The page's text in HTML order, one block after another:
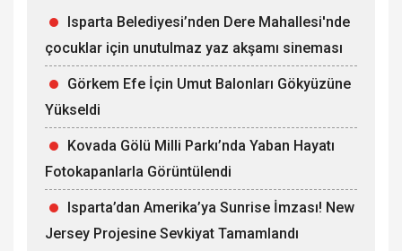
Isparta Belediyesi’nden Dere Mahallesi'nde
çocuklar için unutulmaz yaz akşamı sineması
Görkem Efe İçin Umut Balonları Gökyüzüne
Yükseldi
Kovada Gölü Milli Parkı’nda Yaban Hayatı
Fotokapanlarla Görüntülendi
Isparta’dan Amerika’ya Sunrise İmzası! New
Jersey Projesine Sevkiyat Tamamlandı